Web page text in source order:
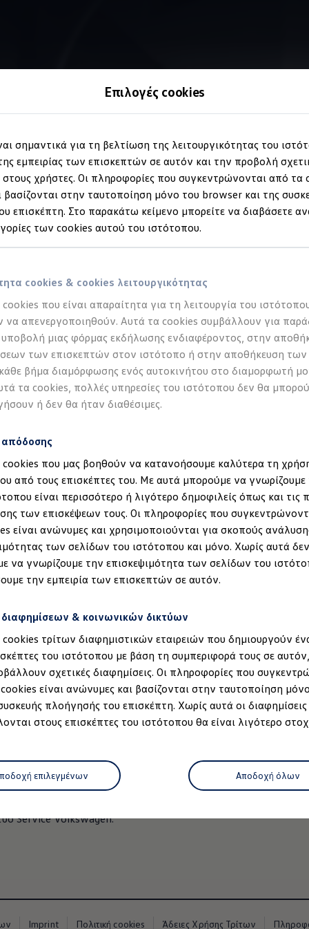
Επιλογές cookies
σημαντικά για τη βελτίωση της λειτουργικότητας του
εμπειρίας των επισκεπτών σε αυτόν και την προβολή
χρήστες. Οι πληροφορίες που συγκεντρώνονται από τα
βασίζονται στην ταυτοποίηση μόνο του browser και της
επισκέπτη. Στο παρακάτω κείμενο μπορείτε να διαβάσετε
των cookies αυτού του ιστότοπου.
cookies & cookies λειτουργικότητας
cookies που είναι απαραίτητα για τη λειτουργία του
να απενεργοποιηθούν. Αυτά τα cookies συμβάλλουν για
υποβολή μιας φόρμας εκδήλωσης ενδιαφέροντος, στην
των επισκεπτών στον ιστότοπο ή στην αποθήκευση
βήμα διαμόρφωσης ενός αυτοκινήτου στο διαμορφωτή
τα cookies, πολλές υπηρεσίες του ιστότοπου δεν θα
ή δεν θα ήταν διαθέσιμες.
απόδοσης
cookies που μας βοηθούν να κατανοήσουμε καλύτερα τη
από τους επισκέπτες του. Με αυτά μπορούμε να γνωρίζουμε
είναι περισσότερο ή λιγότερο δημοφιλείς όπως και τις
των επισκέψεων τους. Οι πληροφορίες που
είναι ανώνυμες και χρησιμοποιούνται για σκοπούς
των σελίδων του ιστότοπου και μόνο. Χωρίς αυτά
να γνωρίζουμε την επισκεψιμότητα των σελίδων του
την εμπειρία των επισκεπτών σε αυτόν.
& κοινωνικών δικτύων
cookies τρίτων διαφημιστικών εταιρειών που δημιουργούν
του ιστότοπου με βάση τη συμπεριφορά τους σε
σχετικές διαφημίσεις. Οι πληροφορίες που
είναι ανώνυμες και βασίζονται στην ταυτοποίηση
πλοήγησής του επισκέπτη. Χωρίς αυτά οι
στους επισκέπτες του ιστότοπου θα είναι λιγότερο
επιλεγμένων Αποδοχή όλων
στα ID.
Information
Volkswagenσας
ποιος μπορεί να το χρησιμοποιήσει;
να επωφεληθούν από το αυθεντικό Service
. Με
ένα άνετο ταξίδι – ανεξάρτητα από το μοντέλο
ποιότητας τεχνικό εξοπλισμό μας.
Τα οφέλη σας
Υπηρεσίες υψηλής ποιότητας:
Επωφεληθείτε από την
ποιότητας.
σας
υπηρεσιών, που μπορείτε να
Ανταλλακτικά Volkswagen:
Το Service Volkswagen
υψηλής ποιότητας,
σας.
Υπηρεσίες
Από την αντικατάσταση φθαρμένων
τις επισκευές μετά από ατύχημα: Το Service
Στη σελίδα μαςΕπιθεώρηση και ΚΤΕΟ,
σχετικά με το θέμα της συντήρησης και της
Κλείστε ραντεβού για Service
ετών; Μπορείτε να επωφεληθείτε από τις υπηρεσίες
αξίες αγοράς του οχήματος.
είτε το Economy Service, μπορείτε να βασίζεστε στην ίδια
προσωπικό και ολοκληρωμένες υπηρεσίες, το
Service Volkswagen.
Imprint Πολιτική cookies Άδειες Χρήσης Τρίτων